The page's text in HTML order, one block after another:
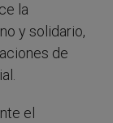
la
y solidario,
de
el